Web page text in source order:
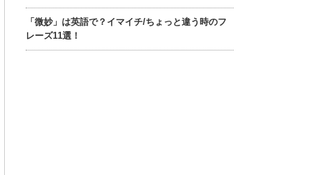
「微妙」は英語で？イマイチ/ちょっと違う時のフ
レーズ11選！